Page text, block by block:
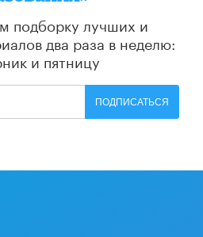
подборку лучших и
два раза в неделю:
и пятницу
ПОДПИСАТЬСЯ